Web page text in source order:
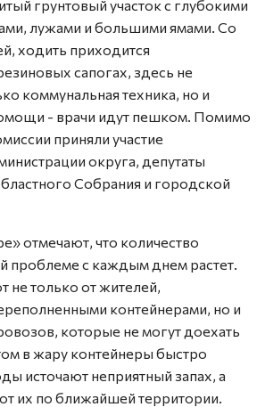
грунтовый участок с глубокими
лужами и большими ямами. Со
ходить приходится
сапогах, здесь не
коммунальная техника, но и
- врачи идут пешком. Помимо
приняли участие
округа, депутаты
Собрания и городской
отмечают, что количество
проблеме с каждым днем растет.
не только от жителей,
контейнерами, но и
которые не могут доехать
в жару контейнеры быстро
источают неприятный запах, а
их по ближайшей территории.